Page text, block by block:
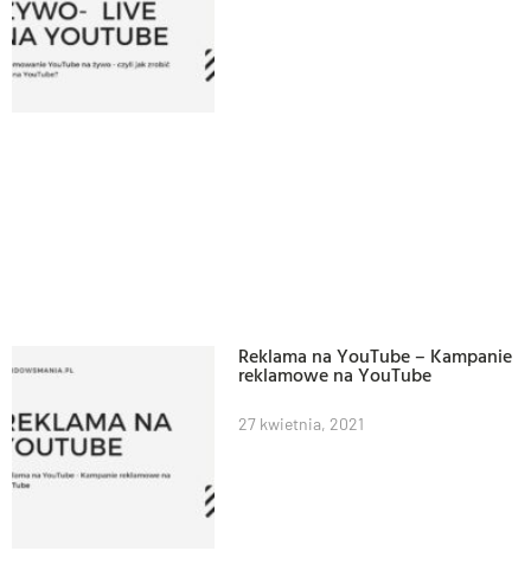
Reklama na YouTube – Kampanie
reklamowe na YouTube
27 kwietnia, 2021